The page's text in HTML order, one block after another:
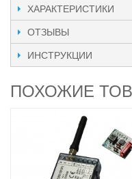
ХАРАКТЕРИСТИКИ
ОТЗЫВЫ
ИНСТРУКЦИИ
ПОХОЖИЕ